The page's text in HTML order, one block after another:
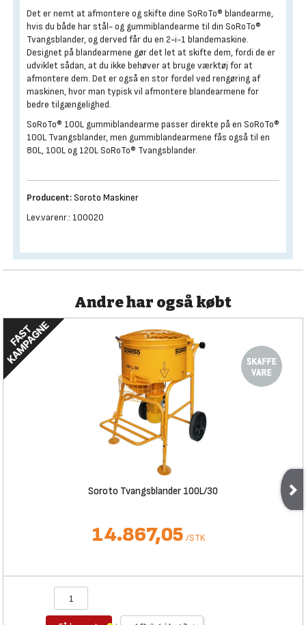
Det er nemt at afmontere og skifte dine SoRoTo® blandearme,
hvis du både har stål- og gummiblandearme til din SoRoTo®
Tvangsblander, og derved får du en 2-i-1 blandemaskine.
Designet på blandearmene gør det let at skifte dem, fordi de er
udviklet sådan, at du ikke behøver at bruge værktøj for at
afmontere dem. Det er også en stor fordel ved rengøring af
maskinen, hvor man typisk vil afmontere blandearmene for
bedre tilgængelighed.
SoRoTo® 100L gummiblandearme passer direkte på en SoRoTo®
100L Tvangsblander, men gummiblandearmene fås også til en
80L, 100L og 120L SoRoTo® Tvangsblander.
Producent: Soroto Maskiner
Lev.varenr.: 100020
Andre har også købt
Soroto Tvangsblander 100L/30
14.867,05 /STK